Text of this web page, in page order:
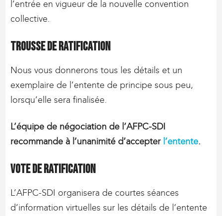
l’entrée en vigueur de la nouvelle convention
collective.
Trousse de ratification
Nous vous donnerons tous les détails et un
exemplaire de l’entente de principe sous peu,
lorsqu’elle sera finalisée.
L’équipe de négociation de l’AFPC-SDI
recommande à l’unanimité d’accepter l’entente.
Vote de ratification
L’AFPC-SDI organisera de courtes séances
d’information virtuelles sur les détails de l’entente